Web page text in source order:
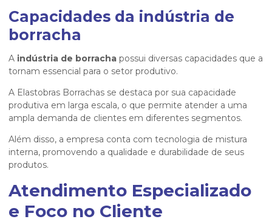
Capacidades da indústria de
borracha
A indústria de borracha possui diversas capacidades que a
tornam essencial para o setor produtivo.
A Elastobras Borrachas se destaca por sua capacidade
produtiva em larga escala, o que permite atender a uma
ampla demanda de clientes em diferentes segmentos.
Além disso, a empresa conta com tecnologia de mistura
interna, promovendo a qualidade e durabilidade de seus
produtos.
Atendimento Especializado
e Foco no Cliente